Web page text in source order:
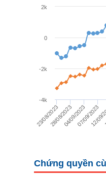
23/08/202328/08/202304/09/202307/09/2023
12/
-4k
-2k
0
2k
Chứng quyền
TIÊU DÙNG
TIÊU DÙNG THIẾT
CHĂM SÓC SỨC
CÔNG NGHỆ
BẤT ĐỘNG SẢN